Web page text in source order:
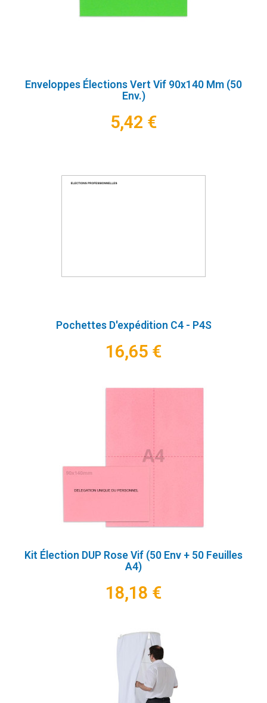
Enveloppes Élections Vert Vif 90x140 Mm (50
Env.)
5,42 €
Pochettes D'expédition C4 - P4S
16,65 €
Kit Élection DUP Rose Vif (50 Env + 50 Feuilles
A4)
18,18 €